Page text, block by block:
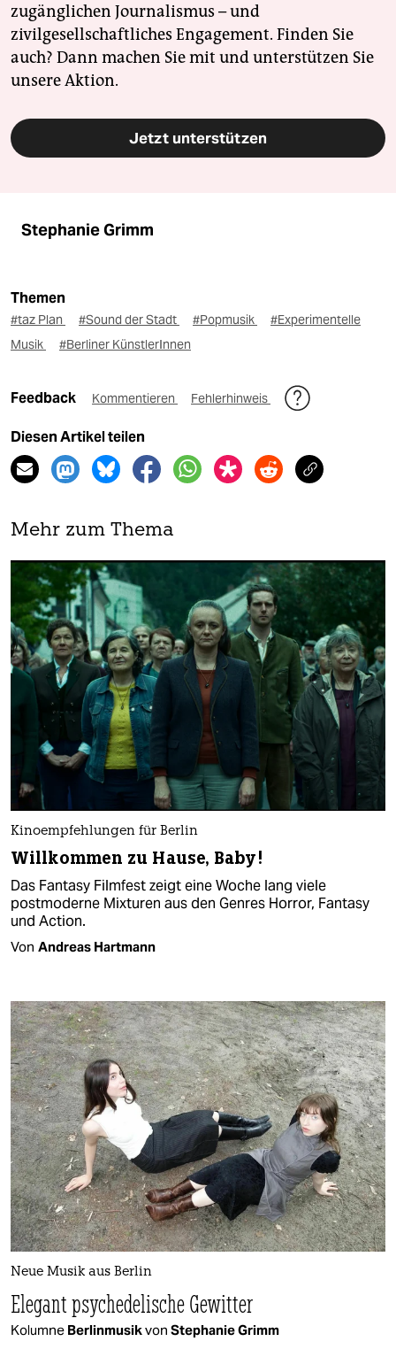
zugänglichen Journalismus – und
zivilgesellschaftliches Engagement. Finden Sie
auch? Dann machen Sie mit und unterstützen Sie
unsere Aktion.
Jetzt unterstützen
Stephanie Grimm
Themen
#taz Plan #Sound der Stadt #Popmusik
#Experimentelle
Musik
#Berliner KünstlerInnen
Feedback Kommentieren Fehlerhinweis
Diesen Artikel teilen
Mehr zum Thema
Kinoempfehlungen für Berlin
Willkommen zu Hause, Baby!
Das Fantasy Filmfest zeigt eine Woche lang viele
postmoderne Mixturen aus den Genres Horror, Fantasy
und Action.
Von Andreas Hartmann
Neue Musik aus Berlin
Elegant psychedelische Gewitter
Kolumne Berlinmusikvon Stephanie Grimm